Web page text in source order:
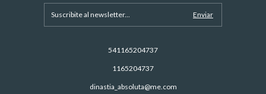
541165204737
1165204737
dinastia_absoluta@me.com